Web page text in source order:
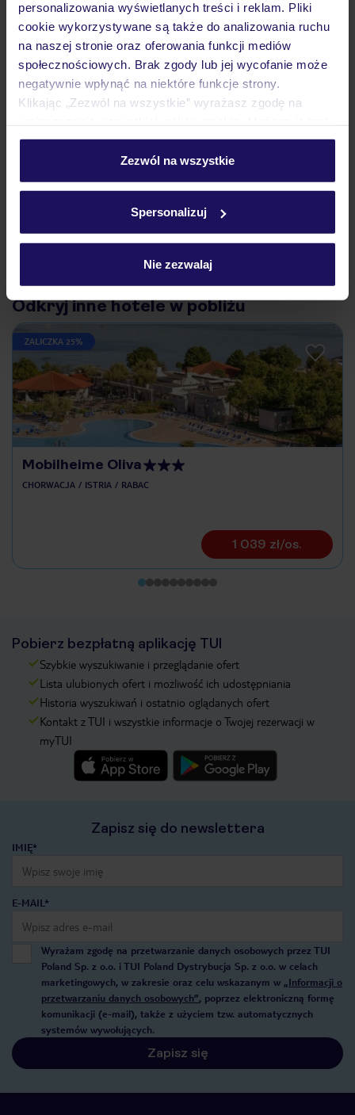
personalizowania wyświetlanych treści i reklam. Pliki
cookie wykorzystywane są także do analizowania ruchu
na naszej stronie oraz oferowania funkcji mediów
społecznościowych. Brak zgody lub jej wycofanie może
negatywnie wpłynąć na niektóre funkcje strony.
Klikając „Zezwól na wszystkie” wyrażasz zgodę na
personalizować swój wybór wchodząc w zakładkę
Szczegółowe informacje o plikach cookie znajdziesz
Zezwól na wszystkie
Spersonalizuj
Nie zezwalaj
Ważne informacje
Jak zmienić uczestników/osobę zgłaszającą?
Czy w Hotelu będzie przedstawiciel TUI?
Na jakiej podstawie i gdzie otrzymam karty
pokładowe/bilety lotnicze?
Odkryj inne hotele w pobliżu
ZALICZKA 25%
Mobilheime Oliva
CHORWACJA ISTRIA RABAC
1 039 zł/os.
Pobierz bezpłatną aplikację TUI
Szybkie wyszukiwanie i przeglądanie ofert
Lista ulubionych ofert i możliwość ich udostępniania
Historia wyszukiwań i ostatnio oglądanych ofert
Kontakt z TUI i wszystkie informacje o Twojej rezerwacji w
myTUI
Zapisz się do newslettera
IMIĘ*
E-MAIL*
Wyrażam zgodę na przetwarzanie danych osobowych przez TUI
Poland Sp. z o.o. i TUI Poland Dystrybucja Sp. z o.o. w celach
marketingowych, w zakresie oraz celu wskazanym w „Informacji o
przetwarzaniu danych osobowych”, poprzez elektroniczną formę
komunikacji (e-mail), także z użyciem tzw. automatycznych
systemów wywołujących.
Zapisz się